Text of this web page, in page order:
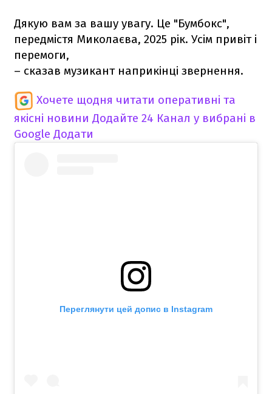
Дякую вам за вашу увагу. Це "Бумбокс",
передмістя Миколаєва, 2025 рік. Усім привіт і
перемоги,
– сказав музикант наприкінці звернення.
Хочете щодня читати оперативні та
якісні новини Додайте 24 Канал у вибрані в
Google Додати
Переглянути цей допис в Instagram